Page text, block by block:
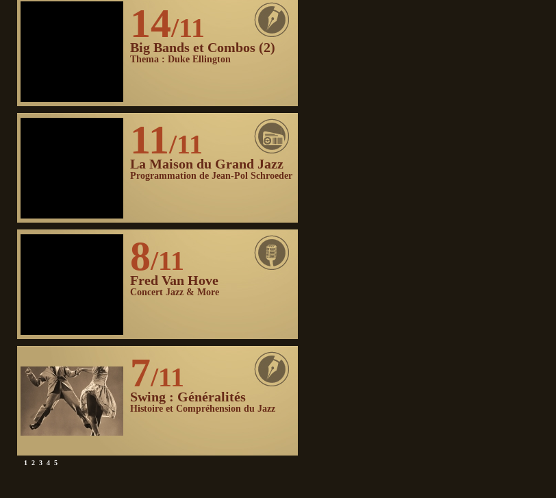
14/11
Big Bands et Combos (2)
Thema : Duke Ellington
11/11
La Maison du Grand Jazz
Programmation de Jean-Pol Schroeder
8/11
Fred Van Hove
Concert Jazz & More
7/11
Swing : Généralités
Histoire et Compréhension du Jazz
1 2 3 4 5